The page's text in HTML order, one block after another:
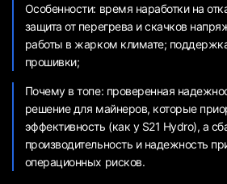
Особенности: время наработки на
защита от перегрева и скачков
работы в жарком климате;
прошивки;
Почему в топе: проверенная
решение для майнеров, которые
эффективность (как у S21 Hydro), а
производительность и надежность
операционных рисков.